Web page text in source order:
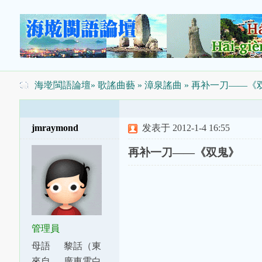
海墘閩語論壇» 歌謠曲藝» 漳泉謠曲 » 再补一刀——《
jmraymond
管理員
母語
黎話（東
发表于 2012-1-4 16:55
再补一刀——《双鬼》